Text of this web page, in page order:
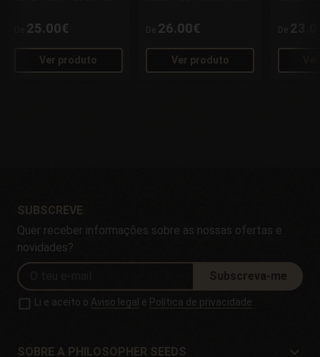
25.00€
Ver produto
De 26.00€
Ver produto
De
SUBSCREVE
Quer receber informações sobre as nossas ofertas e
novidades?
Subscreva-me
Li e aceito o Aviso legal e Política de privacidade
SOBRE A PHILOSOPHER SEEDS